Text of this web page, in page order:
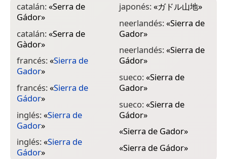
catalán:«Serra de
Gádor»
catalán:«Serra de
Gàdor»
francés:«Sierra de
Gador»
francés:«Sierra de
Gádor»
inglés:«Sierra de
Gador»
inglés:«Sierra de
Gádor»
japonés:«ガドル山地»
neerlandés:«Sierra de
Gador»
neerlandés:«Sierra de
Gádor»
sueco:«Sierra de
Gador»
sueco:«Sierra de
Gádor»
«Sierra de Gador»
«Sierra de Gádor»